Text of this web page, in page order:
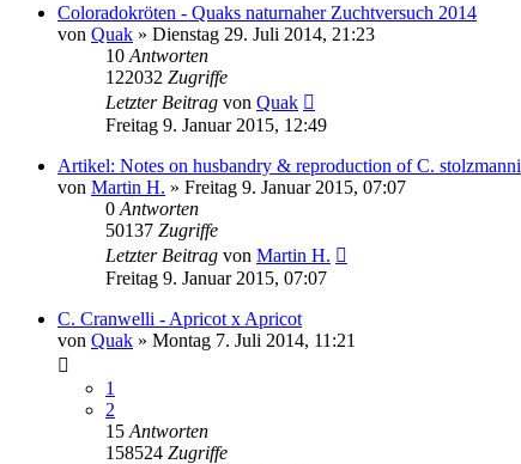
Coloradokröten - Quaks naturnaher Zuchtversuch 2014
von Quak » Dienstag 29. Juli 2014, 21:23
10 Antworten
122032 Zugriffe
Letzter Beitrag von Quak
Freitag 9. Januar 2015, 12:49
Artikel: Notes on husbandry & reproduction of C. stolzmanni
von Martin H. » Freitag 9. Januar 2015, 07:07
0 Antworten
50137 Zugriffe
Letzter Beitrag von Martin H.
Freitag 9. Januar 2015, 07:07
C. Cranwelli - Apricot x Apricot
von Quak » Montag 7. Juli 2014, 11:21
1
2
15 Antworten
158524 Zugriffe